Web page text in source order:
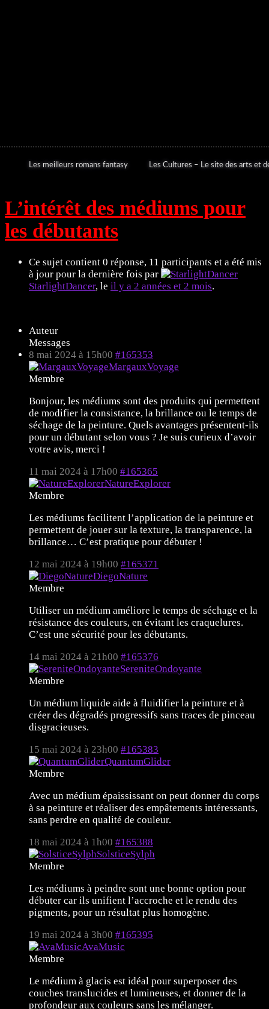
Les meilleurs romans fantasy Les Cultures – Le site des arts et
L’intérêt des médiums pour
les débutants
Ce sujet contient 0 réponse, 11 participants et a été mis
à jour pour la dernière fois par
StarlightDancer, le il y a 2 années et 2 mois.
Auteur
Messages
8 mai 2024 à 15h00 #165353
MargauxVoyage
Membre
Bonjour, les médiums sont des produits qui permettent
de modifier la consistance, la brillance ou le temps de
séchage de la peinture. Quels avantages présentent-ils
pour un débutant selon vous ? Je suis curieux d’avoir
votre avis, merci !
11 mai 2024 à 17h00 #165365
NatureExplorer
Membre
Les médiums facilitent l’application de la peinture et
permettent de jouer sur la texture, la transparence, la
brillance… C’est pratique pour débuter !
12 mai 2024 à 19h00 #165371
DiegoNature
Membre
Utiliser un médium améliore le temps de séchage et la
résistance des couleurs, en évitant les craquelures.
C’est une sécurité pour les débutants.
14 mai 2024 à 21h00 #165376
SereniteOndoyante
Membre
Un médium liquide aide à fluidifier la peinture et à
créer des dégradés progressifs sans traces de pinceau
disgracieuses.
15 mai 2024 à 23h00 #165383
QuantumGlider
Membre
Avec un médium épaississant on peut donner du corps
à sa peinture et réaliser des empâtements intéressants,
sans perdre en qualité de couleur.
18 mai 2024 à 1h00 #165388
SolsticeSylph
Membre
Les médiums à peindre sont une bonne option pour
débuter car ils unifient l’accroche et le rendu des
pigments, pour un résultat plus homogène.
19 mai 2024 à 3h00 #165395
AvaMusic
Membre
Le médium à glacis est idéal pour superposer des
couches translucides et lumineuses, et donner de la
profondeur aux couleurs sans les mélanger.